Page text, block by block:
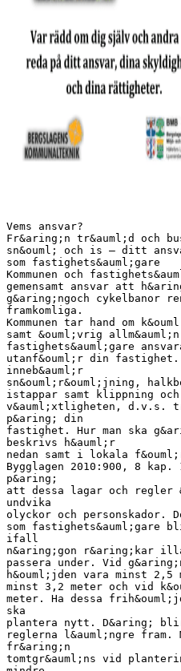
Vems ansvar?
Fr&aring;n tr&auml;d och
sn&ouml; och is – ditt
som fastighets&auml;gare
Kommunen och
gemensamt ansvar att
g&aring;ngoch cykelbanor
framkomliga.
Kommunen tar hand om
samt &ouml;vrig
fastighets&auml;gare
utanf&ouml;r din
inneb&auml;r
sn&ouml;r&ouml;jning,
istappar samt klippning
v&auml;xtligheten, d.v.s.
p&aring; din
fastighet. Hur man ska
beskrivs h&auml;r
nedan samt i lokala
Bygglagen 2010:900, 8 kap.
p&aring;
att dessa lagar och
undvika
olyckor och personskador.
som fastighets&auml;gare
ifall
n&aring;gon r&aring;kar
passera under. Vid
h&ouml;jden vara minst 2,5
minst 3,2 meter och vid
meter. Ha dessa
ska
plantera nytt. D&aring;
reglerna l&auml;ngre fram.
fr&aring;n
tomtgr&auml;ns vid